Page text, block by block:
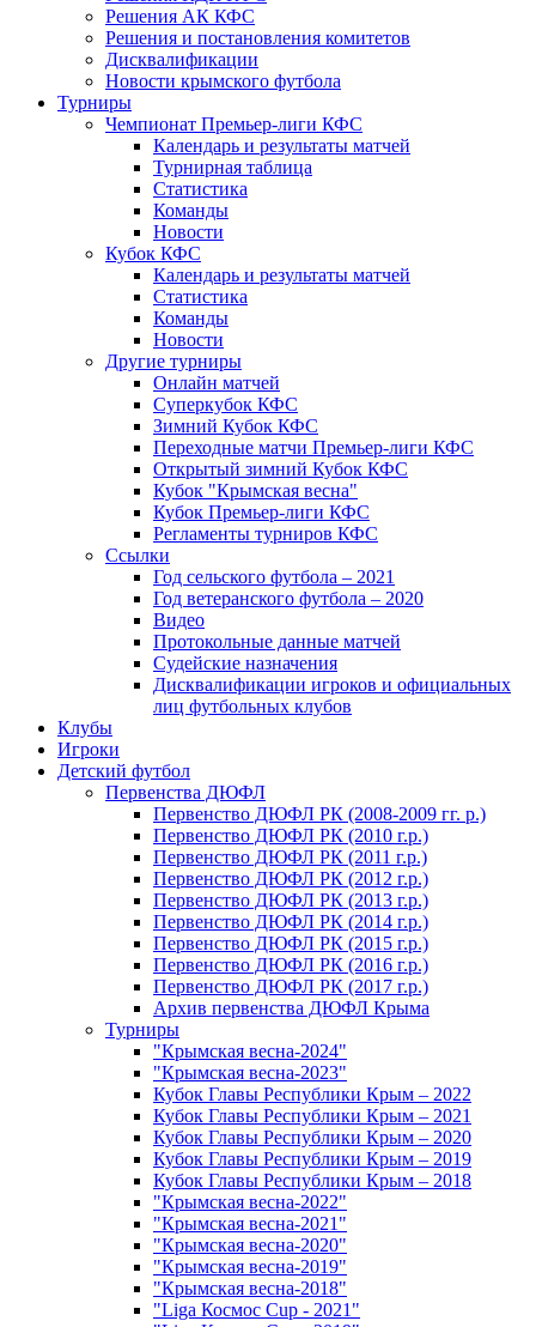
Решения АК КФС
Решения и постановления комитетов
Дисквалификации
Новости крымского футбола
Турниры
Чемпионат Премьер-лиги КФС
Календарь и результаты матчей
Турнирная таблица
Статистика
Команды
Новости
Кубок КФС
Календарь и результаты матчей
Статистика
Команды
Новости
Другие турниры
Онлайн матчей
Суперкубок КФС
Зимний Кубок КФС
Переходные матчи Премьер-лиги КФС
Открытый зимний Кубок КФС
Кубок "Крымская весна"
Кубок Премьер-лиги КФС
Регламенты турниров КФС
Ссылки
Год сельского футбола – 2021
Год ветеранского футбола – 2020
Видео
Протокольные данные матчей
Судейские назначения
Дисквалификации игроков и официальных
лиц футбольных клубов
Клубы
Игроки
Детский футбол
Первенства ДЮФЛ
Первенство ДЮФЛ РК (2008-2009 гг. р.)
Первенство ДЮФЛ РК (2010 г.р.)
Первенство ДЮФЛ РК (2011 г.р.)
Первенство ДЮФЛ РК (2012 г.р.)
Первенство ДЮФЛ РК (2013 г.р.)
Первенство ДЮФЛ РК (2014 г.р.)
Первенство ДЮФЛ РК (2015 г.р.)
Первенство ДЮФЛ РК (2016 г.р.)
Первенство ДЮФЛ РК (2017 г.р.)
Архив первенства ДЮФЛ Крыма
Турниры
"Крымская весна-2024"
"Крымская весна-2023"
Кубок Главы Республики Крым – 2022
Кубок Главы Республики Крым – 2021
Кубок Главы Республики Крым – 2020
Кубок Главы Республики Крым – 2019
Кубок Главы Республики Крым – 2018
"Крымская весна-2022"
"Крымская весна-2021"
"Крымская весна-2020"
"Крымская весна-2019"
"Крымская весна-2018"
"Liga Космос Cup - 2021"